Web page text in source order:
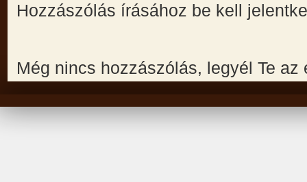
Hozzászólás írásához be kell
Még nincs hozzászólás, legyél Te az